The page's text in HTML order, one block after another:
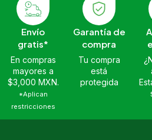
Envío
gratis*
En compras
mayores a
$3,000 MXN.
*Aplican
restricciones
Garantía de
compra
Tu compra
está
protegida